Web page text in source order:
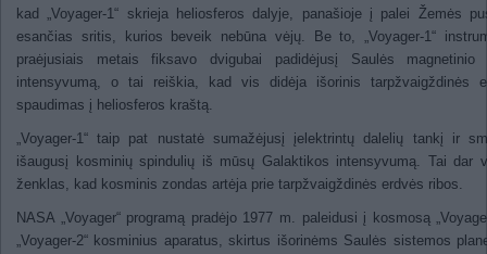
kad „Voyager-1“ skrieja heliosferos dalyje, panašioje į palei Žemės
esančias sritis, kurios beveik nebūna vėjų. Be to, „Voyager-1“
praėjusiais metais fiksavo dvigubai padidėjusį Saulės magnetinio
intensyvumą, o tai reiškia, kad vis didėja išorinis tarpžvaigždinės
spaudimas į heliosferos kraštą.
„Voyager-1“ taip pat nustatė sumažėjusį įelektrintų dalelių tankį ir
išaugusį kosminių spindulių iš mūsų Galaktikos intensyvumą. Tai dar
ženklas, kad kosminis zondas artėja prie tarpžvaigždinės erdvės ribos.
NASA „Voyager“ programą pradėjo 1977 m. paleidusi į kosmosą
„Voyager-2“ kosminius aparatus, skirtus išorinėms Saulės sistemos